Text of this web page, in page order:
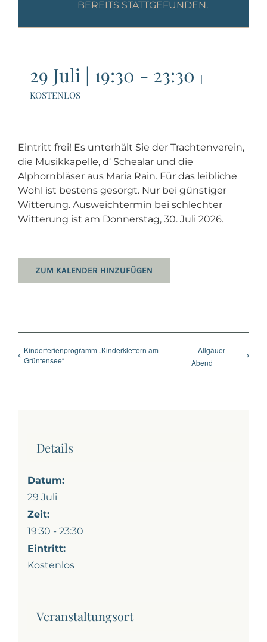
BEREITS STATTGEFUNDEN.
29 Juli | 19:30 - 23:30
|
KOSTENLOS
Eintritt frei! Es unterhält Sie der Trachtenverein,
die Musikkapelle, d‘ Schealar und die
Alphornbläser aus Maria Rain. Für das leibliche
Wohl ist bestens gesorgt. Nur bei günstiger
Witterung. Ausweichtermin bei schlechter
Witterung ist am Donnerstag, 30. Juli 2026.
ZUM KALENDER HINZUFÜGEN
Kinderferienprogramm „Kinderklettern am
Grüntensee“
Allgäuer-
Abend
Details
Datum:
29 Juli
Zeit:
19:30 - 23:30
Eintritt:
Kostenlos
Veranstaltungsort